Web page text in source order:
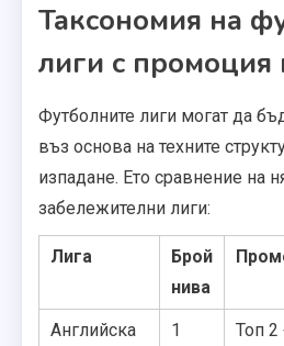
Таксономия на
лиги с промоция
Футболните лиги могат да
въз основа на техните
изпадане. Ето сравнение на
забележителни лиги:
Лига
Брой
нива
Английска
1
Топ 2